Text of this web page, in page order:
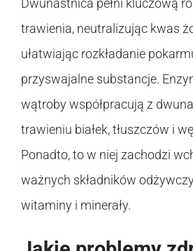
Dwunastnica pełni kluczową
trawienia, neutralizując kwas
ułatwiając rozkładanie
przyswajalne substancje.
wątroby współpracują z
trawieniu białek, tłuszczów i
Ponadto, to w niej zachodzi
ważnych składników
witaminy i minerały.